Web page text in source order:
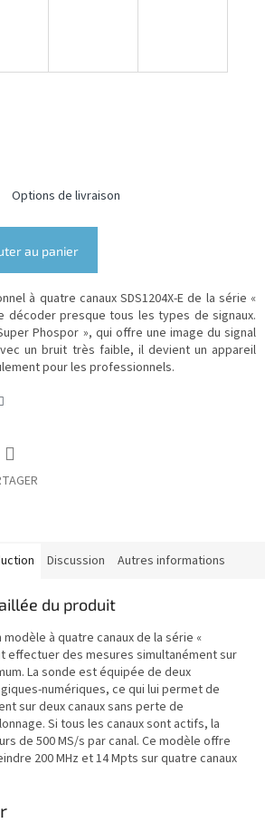
Options de livraison
au panier
à quatre canaux SDS1204X-E de la série «
décoder presque tous les types de signaux.
Phospor », qui offre une image du signal
un bruit très faible, il devient un appareil
pour les professionnels.
Discussion Autres informations
du produit
modèle à quatre canaux de la série «
effectuer des mesures simultanément sur
La sonde est équipée de deux
numériques, ce qui lui permet de
sur deux canaux sans perte de
Si tous les canaux sont actifs, la
de 500 MS/s par canal. Ce modèle offre
200 MHz et 14 Mpts sur quatre canaux